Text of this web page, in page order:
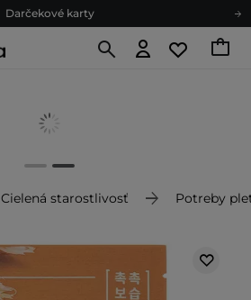
Darčekové karty
Ekologické balenie
Darčekové karty
Cielená starostlivosť Potreby